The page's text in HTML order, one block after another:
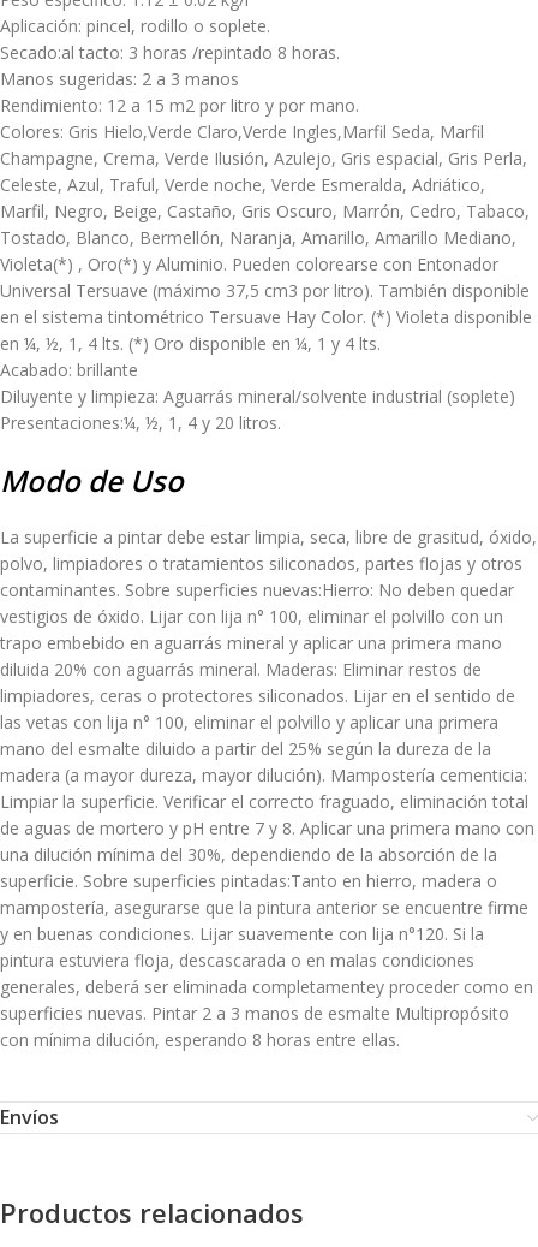
Aplicación: pincel, rodillo o soplete.
Secado:al tacto: 3 horas /repintado 8 horas.
Manos sugeridas: 2 a 3 manos
Rendimiento: 12 a 15 m2 por litro y por mano.
Colores: Gris Hielo,Verde Claro,Verde Ingles,Marfil Seda, Marfil
Champagne, Crema, Verde Ilusión, Azulejo, Gris espacial, Gris Perla,
Celeste, Azul, Traful, Verde noche, Verde Esmeralda, Adriático,
Marfil, Negro, Beige, Castaño, Gris Oscuro, Marrón, Cedro, Tabaco,
Tostado, Blanco, Bermellón, Naranja, Amarillo, Amarillo Mediano,
Violeta(*) , Oro(*) y Aluminio. Pueden colorearse con Entonador
Universal Tersuave (máximo 37,5 cm3 por litro). También disponible
en el sistema tintométrico Tersuave Hay Color. (*) Violeta disponible
en ¼, ½, 1, 4 lts. (*) Oro disponible en ¼, 1 y 4 lts.
Acabado: brillante
Diluyente y limpieza: Aguarrás mineral/solvente industrial (soplete)
Presentaciones:¼, ½, 1, 4 y 20 litros.
Modo de Uso
La superficie a pintar debe estar limpia, seca, libre de grasitud, óxido,
polvo, limpiadores o tratamientos siliconados, partes flojas y otros
contaminantes. Sobre superficies nuevas:Hierro: No deben quedar
vestigios de óxido. Lijar con lija n° 100, eliminar el polvillo con un
trapo embebido en aguarrás mineral y aplicar una primera mano
diluida 20% con aguarrás mineral. Maderas: Eliminar restos de
limpiadores, ceras o protectores siliconados. Lijar en el sentido de
las vetas con lija n° 100, eliminar el polvillo y aplicar una primera
mano del esmalte diluido a partir del 25% según la dureza de la
madera (a mayor dureza, mayor dilución). Mampostería cementicia:
Limpiar la superficie. Verificar el correcto fraguado, eliminación total
de aguas de mortero y pH entre 7 y 8. Aplicar una primera mano con
una dilución mínima del 30%, dependiendo de la absorción de la
superficie. Sobre superficies pintadas:Tanto en hierro, madera o
mampostería, asegurarse que la pintura anterior se encuentre firme
y en buenas condiciones. Lijar suavemente con lija n°120. Si la
pintura estuviera floja, descascarada o en malas condiciones
generales, deberá ser eliminada completamentey proceder como en
superficies nuevas. Pintar 2 a 3 manos de esmalte Multipropósito
con mínima dilución, esperando 8 horas entre ellas.
Envíos
Productos relacionados